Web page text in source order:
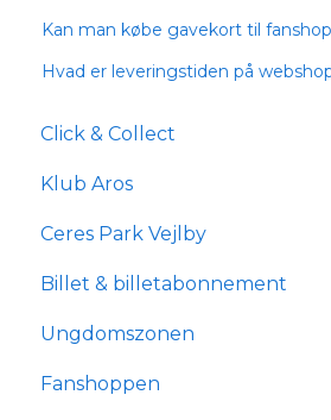
Kan man købe gavekort til
Hvad er leveringstiden på
Click & Collect
Klub Aros
Om Klub Aros
Hvad indeholder Klub Aros?
Tilmelding og medlemskab
Ceres Park Vejlby
Information om Ceres Park
Transport og parkering
Forhold for handicappede
Billet & billetabonnement
Generelle spørgsmål
Om
Ungdomszonen
Fanshoppen